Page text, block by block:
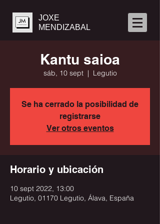
JOXE
MENDIZABAL
Kantu saioa
sáb, 10 sept
  |
Legutio
Se ha cerrado la posibilidad de
registrarse
Ver otros eventos
Horario y ubicación
10 sept 2022, 13:00
Legutio, 01170 Legutio, Álava, España